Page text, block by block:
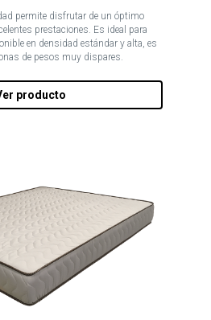
permite disfrutar de un óptimo
prestaciones. Es ideal para
en densidad estándar y alta, es
de pesos muy dispares.
producto